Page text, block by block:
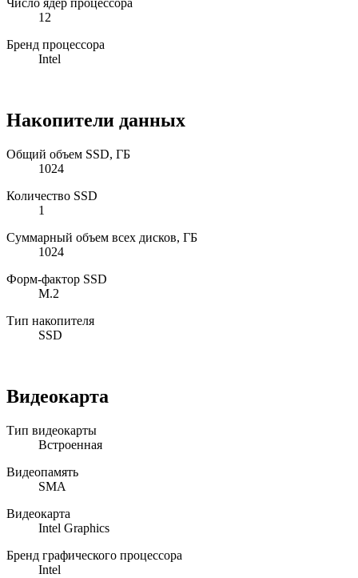
Число ядер процессора
12
Бренд процессора
Intel
Накопители данных
Общий объем SSD, ГБ
1024
Количество SSD
1
Суммарный объем всех дисков, ГБ
1024
Форм-фактор SSD
M.2
Тип накопителя
SSD
Видеокарта
Тип видеокарты
Встроенная
Видеопамять
SMA
Видеокарта
Intel Graphics
Бренд графического процессора
Intel